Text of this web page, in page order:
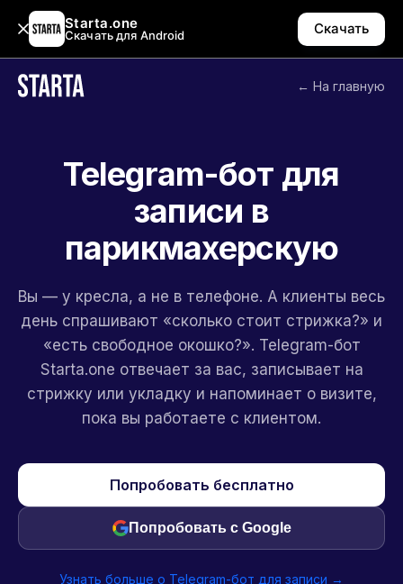
Starta.one
Скачать для Android Скачать
← На главную
Telegram-бот для
записи в
парикмахерскую
Вы — у кресла, а не в телефоне. А клиенты весь
день спрашивают «сколько стоит стрижка?» и
«есть свободное окошко?». Telegram-бот
Starta.one отвечает за вас, записывает на
стрижку или укладку и напоминает о визите,
пока вы работаете с клиентом.
Попробовать бесплатно
Попробовать с Google
Узнать больше о Telegram-бот для записи →